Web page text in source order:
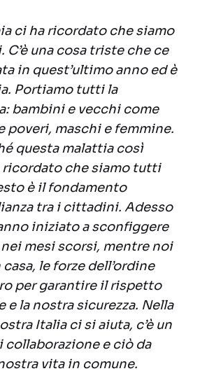
ci ha ricordato che siamo
una cosa triste che ce
in quest’ultimo anno ed è
Portiamo tutti la
bambini e vecchi come
poveri, maschi e femmine.
questa malattia così
ricordato che siamo tutti
è il fondamento
tra i cittadini. Adesso
iniziato a sconfiggere
nei mesi scorsi, mentre noi
le forze dell’ordine
per garantire il rispetto
e la nostra sicurezza. Nella
Italia ci si aiuta, c’è un
collaborazione e ciò da
vita in comune.